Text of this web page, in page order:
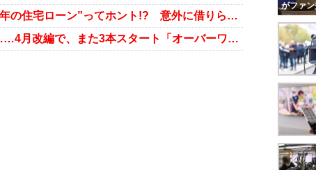
バナナマン・設楽統、豪邸購入“35年の住宅ローン”ってホント!? 意外に借りられない芸能人の「ローン事情」
バナナマン・設楽統の天下は続く……4月改編で、また3本スタート「オーバーワークは大丈夫？」
がファ